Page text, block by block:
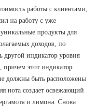
работы с клиентами,
на работу с уже
продукты для
доходов, по
другой индикатор уровня
этот индикатор
должны быть расположены
нота создает освежающий
и лимона. Снова